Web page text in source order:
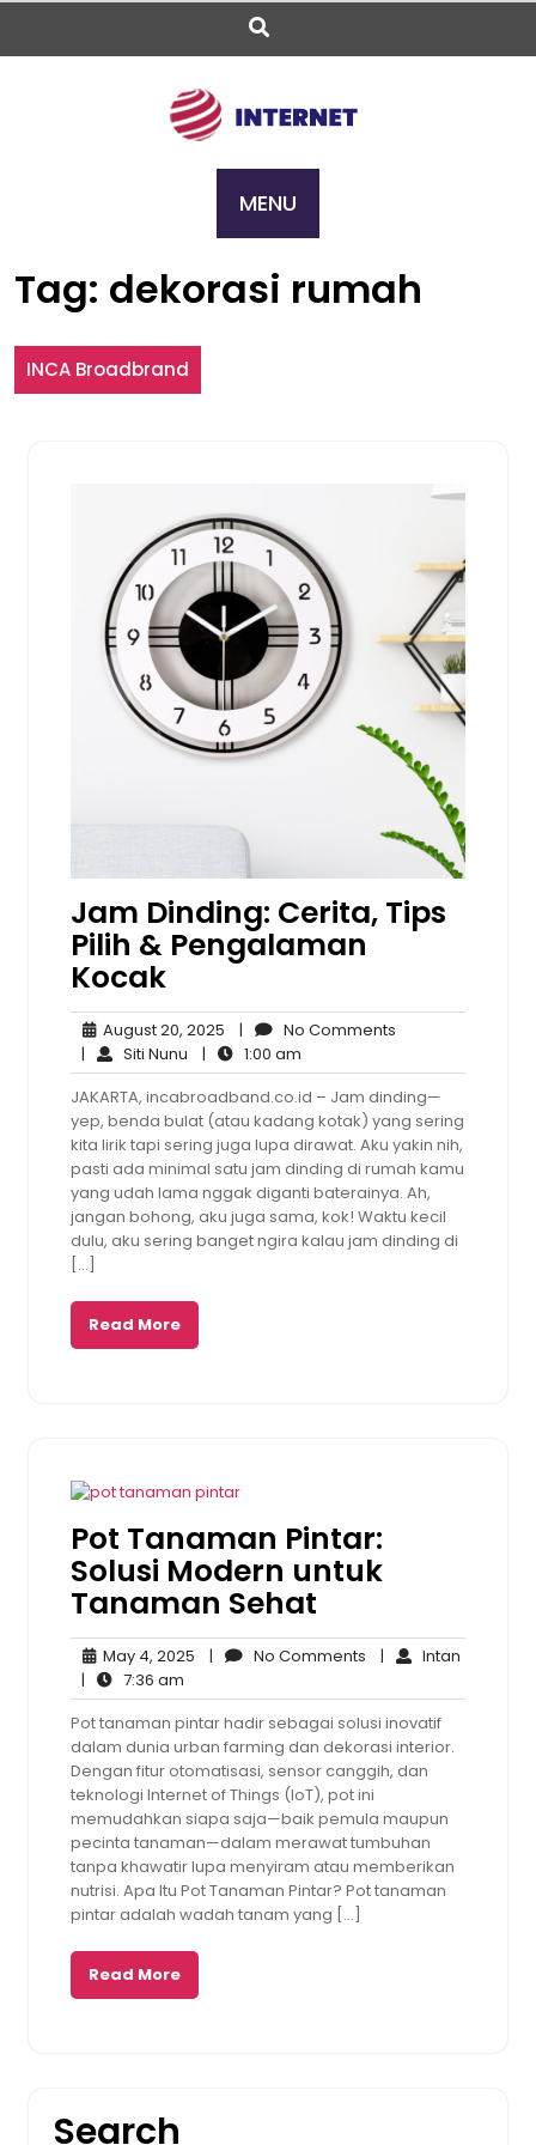
Skip
content
MENU
Tag: dekorasi rumah
INCA Broadbrand
Jam Dinding: Cerita, Tips
Pilih & Pengalaman
Kocak
August 20, 2025 August
20,
2025
| No Comments
| Siti Nunu Siti
Nunu
| 1:00 am
am
JAKARTA, incabroadband.co.id – Jam dinding—
yep, benda bulat (atau kadang kotak) yang sering
kita lirik tapi sering juga lupa dirawat. Aku yakin nih,
pasti ada minimal satu jam dinding di rumah kamu
yang udah lama nggak diganti baterainya. Ah,
jangan bohong, aku juga sama, kok! Waktu kecil
dulu, aku sering banget ngira kalau jam dinding di
[…]
Read More
Pot Tanaman Pintar:
Solusi Modern untuk
Tanaman Sehat
May 4, 2025 May
2025
| No Comments No| Intan
|
7:36 am
am
Pot tanaman pintar hadir sebagai solusi inovatif
dalam dunia urban farming dan dekorasi interior.
Dengan fitur otomatisasi, sensor canggih, dan
teknologi Internet of Things (IoT), pot ini
memudahkan siapa saja—baik pemula maupun
pecinta tanaman—dalam merawat tumbuhan
tanpa khawatir lupa menyiram atau memberikan
nutrisi. Apa Itu Pot Tanaman Pintar? Pot tanaman
pintar adalah wadah tanam yang […]
Read More
Search